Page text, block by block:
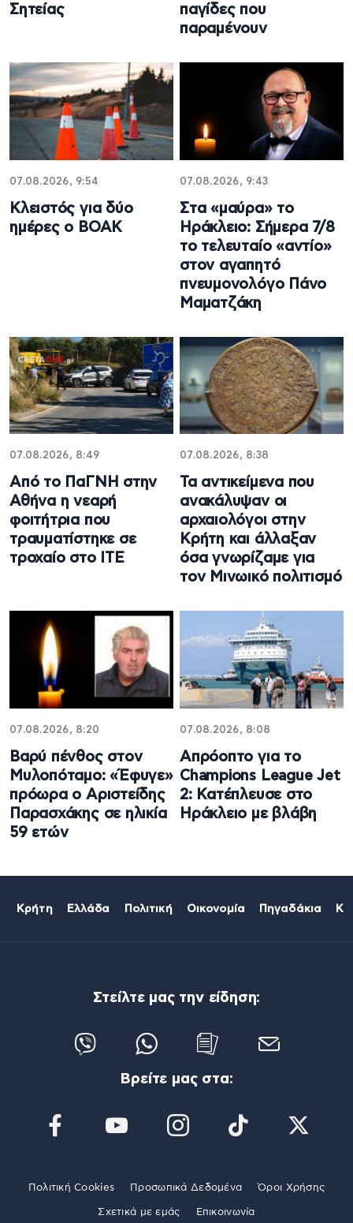
Σητείας
παγίδες που
παραμένουν
07.08.2026, 9:54
Κλειστός για δύο
ημέρες ο ΒΟΑΚ
07.08.2026, 9:43
Στα «μαύρα» το
Ηράκλειο: Σήμερα 7/8
το τελευταίο «αντίο»
στον αγαπητό
πνευμονολόγο Πάνο
Μαματζάκη
07.08.2026, 8:49
Από το ΠαΓΝΗ στην
Αθήνα η νεαρή
φοιτήτρια που
τραυματίστηκε σε
τροχαίο στο ΙΤΕ
07.08.2026, 8:38
Τα αντικείμενα που
ανακάλυψαν οι
αρχαιολόγοι στην
Κρήτη και άλλαξαν
όσα γνωρίζαμε για
τον Μινωικό πολιτισμό
07.08.2026, 8:20
Βαρύ πένθος στον
Μυλοπόταμο: «Έφυγε»
πρόωρα ο Αριστείδης
Παρασχάκης σε ηλικία
59 ετών
07.08.2026, 8:08
Απρόοπτο για το
Champions League Jet
2: Κατέπλευσε στο
Ηράκλειο με βλάβη
Κρήτη Ελλάδα Πολιτική Οικονομία Πηγαδάκια
Στείλτε μας την είδηση:
Βρείτε μας στα:
Πολιτική Cookies Προσωπικά Δεδομένα Όροι Χρήσης
Σχετικά με εμάς Επικοινωνία